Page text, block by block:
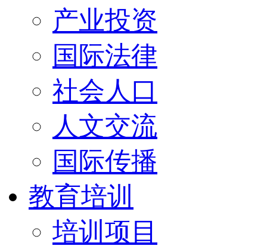
产业投资
国际法律
社会人口
人文交流
国际传播
教育培训
培训项目